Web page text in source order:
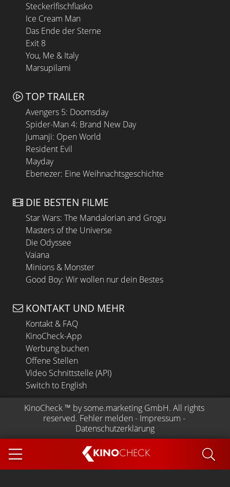
KINOCHECK
Steckerlfischfiasko
Ice Cream Man
Das Ende der Sterne
Exit 8
You, Me & Italy
Marsupilami
TOP TRAILER
Avengers 5: Doomsday
Spider-Man 4: Brand New Day
Jumanji: Open World
Resident Evil
Mayday
Ebenezer: Eine Weihnachtsgeschichte
DIE BESTEN FILME
Star Wars: The Mandalorian and Grogu
Masters of the Universe
Die Odyssee
Vaiana
Minions & Monster
Good Boy: Wir wollen nur dein Bestes
KONTAKT UND MEHR
Kontakt & FAQ
KinoCheck-App
Werbung buchen
Offene Stellen
Video Schnittstelle (API)
Switch to English
KinoCheck ™ by some.marketing GmbH. All rights
reserved. Fehler melden - Impressum -
Datenschutzerklärung